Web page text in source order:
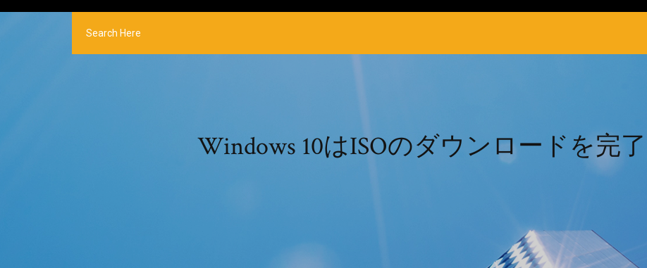
Windows 10はISOのダウンロードを完